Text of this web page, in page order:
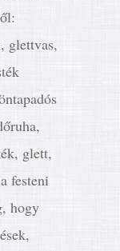
glettvas,
glett,
festeni
hogy